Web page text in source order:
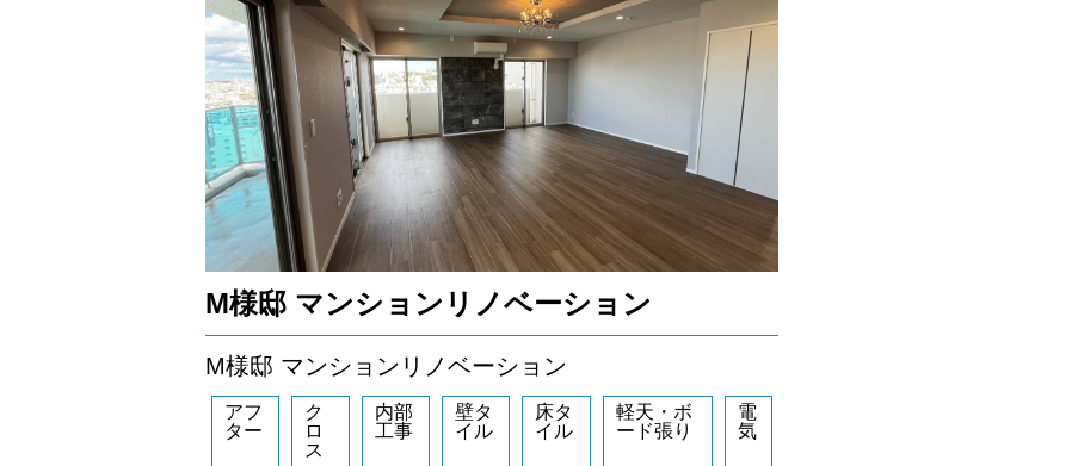
M様邸 マンションリノベーション
M様邸 マンションリノベーション
アフ
ター
ク
ロ
ス
内部
工事
壁タ
イル
床タ
イル
軽天・ボ
ード張り
電
気